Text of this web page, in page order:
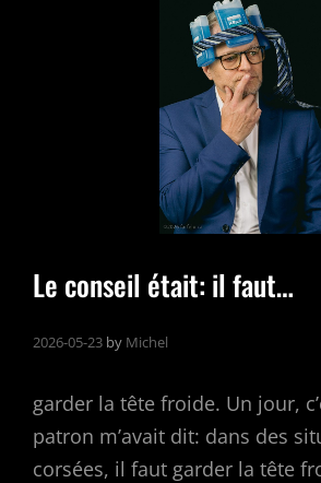
Le conseil était: il faut…
2026-05-23 by Michel
garder la tête froide. Un jour,
patron m’avait dit: dans des
corsées, il faut garder la tête